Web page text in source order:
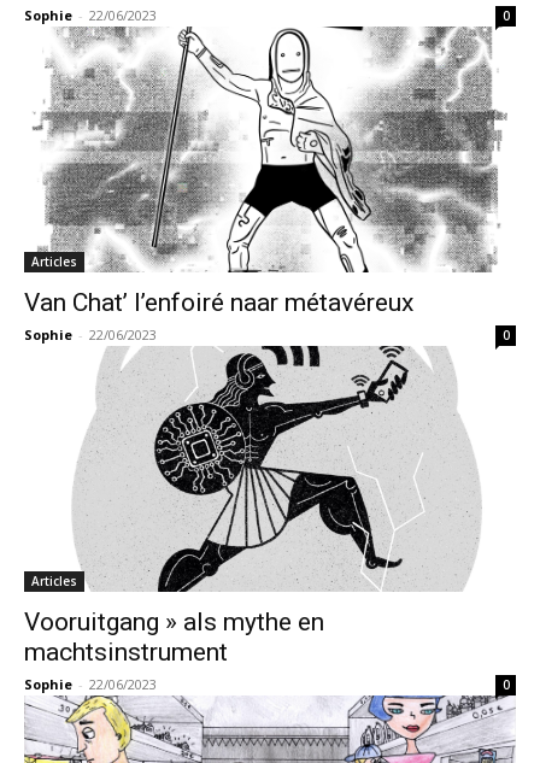
Sophie - 22/06/2023 0
Articles
Van Chat’ l’enfoiré naar métavéreux
Sophie - 22/06/2023 0
Articles
Vooruitgang » als mythe en
machtsinstrument
Sophie - 22/06/2023 0